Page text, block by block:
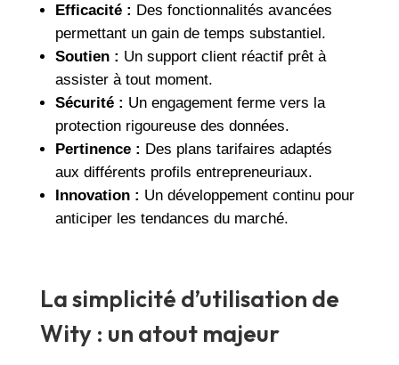
Efficacité : Des fonctionnalités avancées
permettant un gain de temps substantiel.
Soutien : Un support client réactif prêt à
assister à tout moment.
Sécurité : Un engagement ferme vers la
protection rigoureuse des données.
Pertinence : Des plans tarifaires adaptés
aux différents profils entrepreneuriaux.
Innovation : Un développement continu pour
anticiper les tendances du marché.
La simplicité d’utilisation de
Wity : un atout majeur